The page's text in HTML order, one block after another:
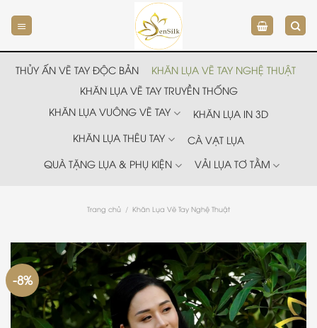
đến
nội
dung
THỦY ẤN VẼ TAY ĐỘC BẢN
KHĂN LỤA VẼ TAY NGHỆ THUẬT
KHĂN LỤA VẼ TAY TRUYỀN THỐNG
KHĂN LỤA VUÔNG VẼ TAY
KHĂN LỤA IN 3D
KHĂN LỤA THÊU TAY
CÀ VẠT LỤA
QUÀ TẶNG LỤA & PHỤ KIỆN
VẢI LỤA TƠ TẰM
Trang chủ / Khăn Lụa Vẽ Tay Nghệ Thuật
-8%